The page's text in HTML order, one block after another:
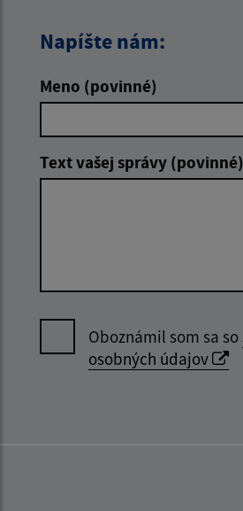
Napíšte nám:
Meno (povinné)
Text vašej správy (povinné)
Oboznámil som sa so
osobných údajov